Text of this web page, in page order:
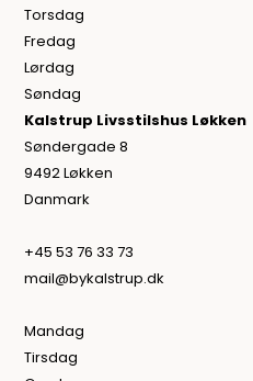
Torsdag
Fredag
Lørdag
Søndag
Kalstrup Livsstilshus Løkken
Søndergade 8
9492 Løkken
Danmark
+45 53 76 33 73
mail@bykalstrup.dk
Mandag
Tirsdag